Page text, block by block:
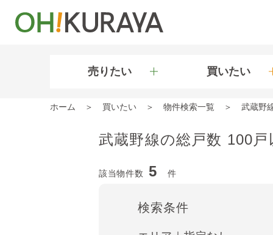
売りたい 買いたい
ホーム 買いたい 物件検索一覧 武蔵野
武蔵野線の総戸数 100
該当物件数 5 件
検索条件